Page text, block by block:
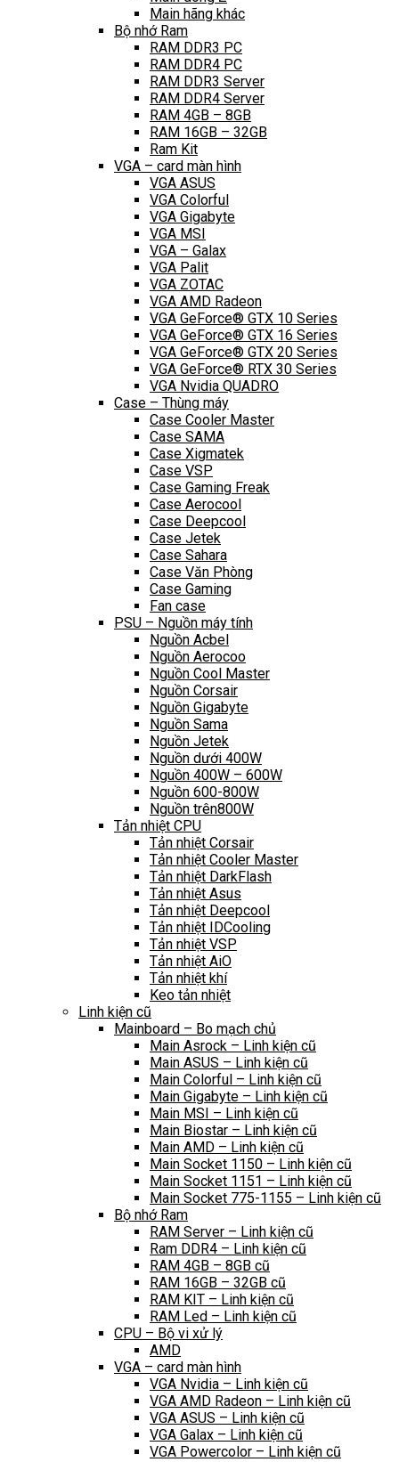
Main hãng khác
Bộ nhớ Ram
RAM DDR3 PC
RAM DDR4 PC
RAM DDR3 Server
RAM DDR4 Server
RAM 4GB – 8GB
RAM 16GB – 32GB
Ram Kit
VGA – card màn hình
VGA ASUS
VGA Colorful
VGA Gigabyte
VGA MSI
VGA – Galax
VGA Palit
VGA ZOTAC
VGA AMD Radeon
VGA GeForce® GTX 10 Series
VGA GeForce® GTX 16 Series
VGA GeForce® GTX 20 Series
VGA GeForce® RTX 30 Series
VGA Nvidia QUADRO
Case – Thùng máy
Case Cooler Master
Case SAMA
Case Xigmatek
Case VSP
Case Gaming Freak
Case Aerocool
Case Deepcool
Case Jetek
Case Sahara
Case Văn Phòng
Case Gaming
Fan case
PSU – Nguồn máy tính
Nguồn Acbel
Nguồn Aerocoo
Nguồn Cool Master
Nguồn Corsair
Nguồn Gigabyte
Nguồn Sama
Nguồn Jetek
Nguồn dưới 400W
Nguồn 400W – 600W
Nguồn 600-800W
Nguồn trên800W
Tản nhiệt CPU
Tản nhiệt Corsair
Tản nhiệt Cooler Master
Tản nhiệt DarkFlash
Tản nhiệt Asus
Tản nhiệt Deepcool
Tản nhiệt IDCooling
Tản nhiệt VSP
Tản nhiệt AiO
Tản nhiệt khí
Keo tản nhiệt
Linh kiện cũ
Mainboard – Bo mạch chủ
Main Asrock – Linh kiện cũ
Main ASUS – Linh kiện cũ
Main Colorful – Linh kiện cũ
Main Gigabyte – Linh kiện cũ
Main MSI – Linh kiện cũ
Main Biostar – Linh kiện cũ
Main AMD – Linh kiện cũ
Main Socket 1150 – Linh kiện cũ
Main Socket 1151 – Linh kiện cũ
Main Socket 775-1155 – Linh kiện cũ
Bộ nhớ Ram
RAM Server – Linh kiện cũ
Ram DDR4 – Linh kiện cũ
RAM 4GB – 8GB cũ
RAM 16GB – 32GB cũ
RAM KIT – Linh kiện cũ
RAM Led – Linh kiện cũ
CPU – Bộ vi xử lý
AMD
VGA – card màn hình
VGA Nvidia – Linh kiện cũ
VGA AMD Radeon – Linh kiện cũ
VGA ASUS – Linh kiện cũ
VGA Galax – Linh kiện cũ
VGA Powercolor – Linh kiện cũ